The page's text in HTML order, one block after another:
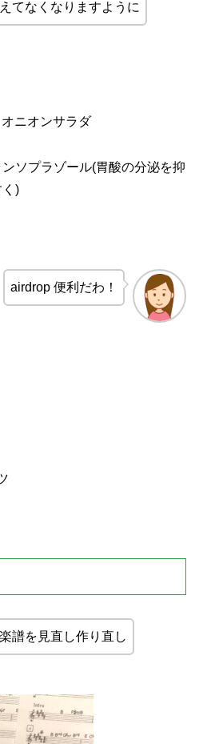
てなくなりますように
ニオンサラダ
ソプラゾール(胃酸の分泌を抑
く)
airdrop 便利だわ！
譜を見直し作り直し